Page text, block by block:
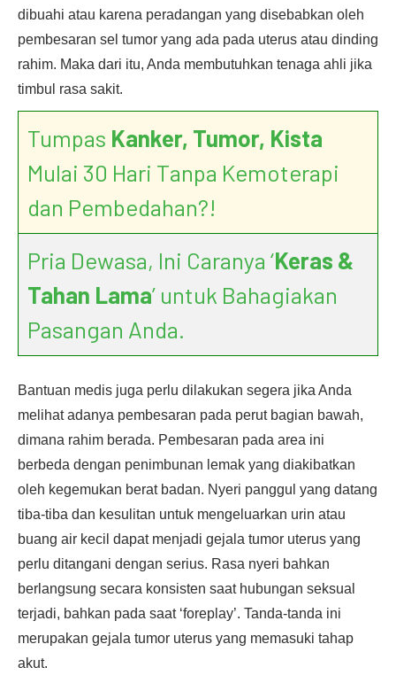
dibuahi atau karena peradangan yang disebabkan oleh
pembesaran sel tumor yang ada pada uterus atau dinding
rahim. Maka dari itu, Anda membutuhkan tenaga ahli jika
timbul rasa sakit.
Tumpas Kanker, Tumor, Kista
Mulai 30 Hari Tanpa Kemoterapi
dan Pembedahan?!
Pria Dewasa, Ini Caranya ‘Keras &
Tahan Lama’ untuk Bahagiakan
Pasangan Anda.
Bantuan medis juga perlu dilakukan segera jika Anda
melihat adanya pembesaran pada perut bagian bawah,
dimana rahim berada. Pembesaran pada area ini
berbeda dengan penimbunan lemak yang diakibatkan
oleh kegemukan berat badan. Nyeri panggul yang datang
tiba-tiba dan kesulitan untuk mengeluarkan urin atau
buang air kecil dapat menjadi gejala tumor uterus yang
perlu ditangani dengan serius. Rasa nyeri bahkan
berlangsung secara konsisten saat hubungan seksual
terjadi, bahkan pada saat ‘foreplay’. Tanda-tanda ini
merupakan gejala tumor uterus yang memasuki tahap
akut.